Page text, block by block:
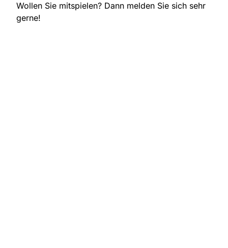
Wollen Sie mitspielen? Dann melden Sie sich sehr
gerne!